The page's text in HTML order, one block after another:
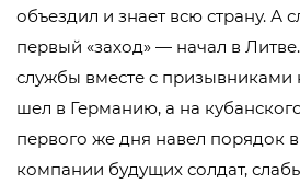
объездил и знает всю страну. А
первый «заход» — начал в
службы вместе с призывниками
шел в Германию, а на
первого же дня навел порядок
компании будущих солдат,